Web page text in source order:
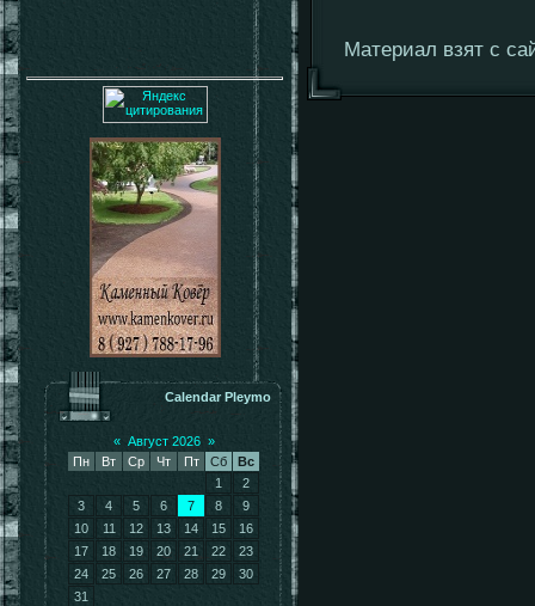
Calendar Pleymo
« Август 2026 »
Пн
Вт Ср Чт Пт Сб
Вс
1
2
3
4 5 6 7 8
9
10
11 12 13 14 15
16
17
18 19 20 21 22
23
24
25 26 27 28 29
30
31
Материал взят с